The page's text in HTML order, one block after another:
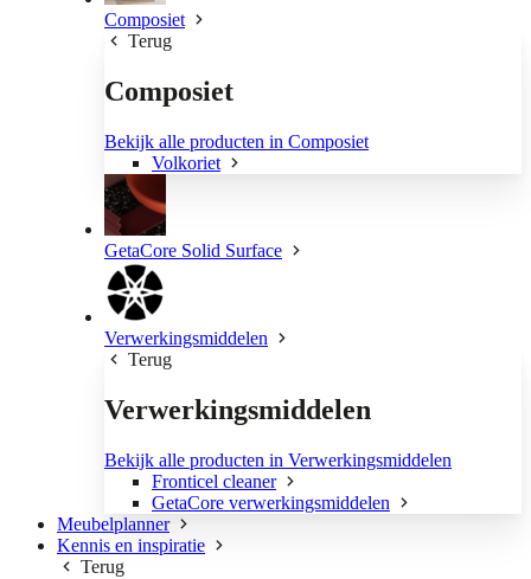
Composiet
Terug
Composiet
Bekijk alle producten in Composiet
Volkoriet
GetaCore Solid Surface
Verwerkingsmiddelen
Terug
Verwerkingsmiddelen
Bekijk alle producten in Verwerkingsmiddelen
Fronticel cleaner
GetaCore verwerkingsmiddelen
Meubelplanner
Kennis en inspiratie
Terug